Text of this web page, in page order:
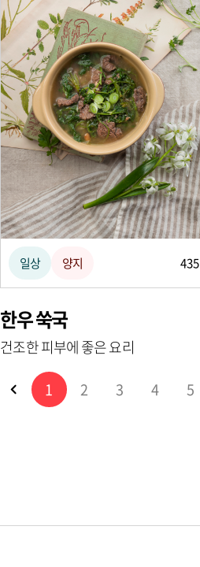
일상 양지 435
한우 쑥국
건조한 피부에 좋은 요리
1
2 3 4 5